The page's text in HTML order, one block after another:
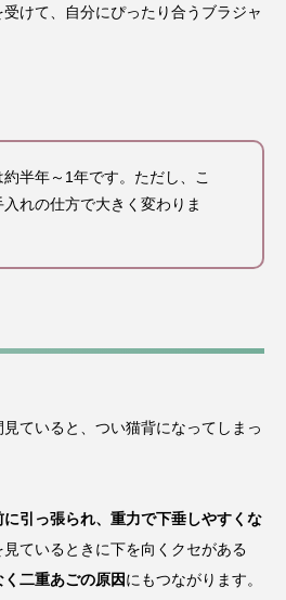
けて、自分にぴったり合うブラジャ
半年～1年です。ただし、こ
れの仕方で大きく変わりま
ていると、つい猫背になってしまっ
に引っ張られ、重力で下垂しやすくな
ているときに下を向くクセがある
二重あごの原因にもつながります。